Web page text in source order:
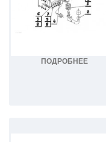
ПОДРОБНЕЕ